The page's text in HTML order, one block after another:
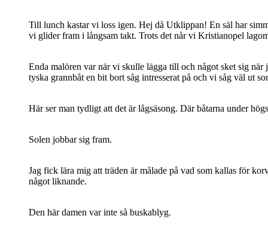
Till lunch kastar vi loss igen. Hej då Utklippan! En säl har
vi glider fram i långsam takt. Trots det når vi Kristianopel
Enda malören var när vi skulle lägga till och något sket sig
tyska grannbåt en bit bort såg intresserat på och vi såg väl ut
Här ser man tydligt att det är lågsäsong. Där båtarna under
Solen jobbar sig fram.
Jag fick lära mig att träden är målade på vad som kallas för
något liknande.
Den här damen var inte så buskablyg.